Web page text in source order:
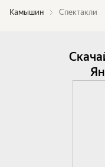
Камышин Спектакли